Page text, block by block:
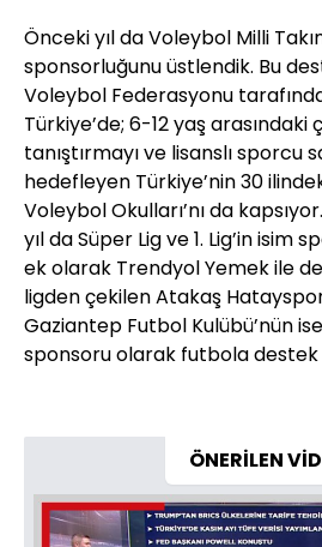
Önceki yıl da Voleybol Milli
sponsorluğunu üstlendik. Bu
Voleybol Federasyonu
Türkiye’de; 6-12 yaş
tanıştırmayı ve lisanslı sporcu
hedefleyen Türkiye’nin 30
Voleybol Okulları’nı da
yıl da Süper Lig ve 1. Lig’in isim
ek olarak Trendyol Yemek ile
ligden çekilen Atakaş
Gaziantep Futbol Kulübü’nün
sponsoru olarak futbola destek
ÖNERİLEN